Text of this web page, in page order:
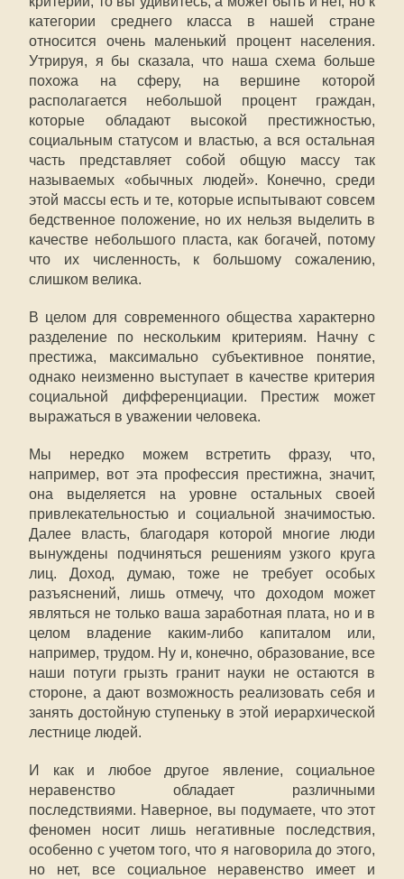
категории среднего класса в нашей стране
относится очень маленький процент населения.
Утрируя, я бы сказала, что наша схема больше
похожа на сферу, на вершине которой
располагается небольшой процент граждан,
которые обладают высокой престижностью,
социальным статусом и властью, а вся остальная
часть представляет собой общую массу так
называемых «обычных людей». Конечно, среди
этой массы есть и те, которые испытывают совсем
бедственное положение, но их нельзя выделить в
качестве небольшого пласта, как богачей, потому
что их численность, к большому сожалению,
слишком велика.
В целом для современного общества характерно
разделение по нескольким критериям. Начну с
престижа, максимально субъективное понятие,
однако неизменно выступает в качестве критерия
социальной дифференциации. Престиж может
выражаться в уважении человека.
Мы нередко можем встретить фразу, что,
например, вот эта профессия престижна, значит,
она выделяется на уровне остальных своей
привлекательностью и социальной значимостью.
Далее власть, благодаря которой многие люди
вынуждены подчиняться решениям узкого круга
лиц. Доход, думаю, тоже не требует особых
разъяснений, лишь отмечу, что доходом может
являться не только ваша заработная плата, но и в
целом владение каким-либо капиталом или,
например, трудом. Ну и, конечно, образование, все
наши потуги грызть гранит науки не остаются в
стороне, а дают возможность реализовать себя и
занять достойную ступеньку в этой иерархической
лестнице людей.
И как и любое другое явление, социальное
неравенство обладает различными
последствиями. Наверное, вы подумаете, что этот
феномен носит лишь негативные последствия,
особенно с учетом того, что я наговорила до этого,
но нет, все социальное неравенство имеет и